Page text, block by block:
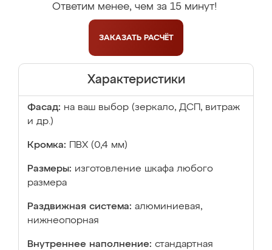
Ответим менее, чем за 15 минут!
ЗАКАЗАТЬ РАСЧЁТ
Характеристики
Фасад: на ваш выбор (зеркало, ДСП, витраж
и др.)
Кромка: ПВХ (0,4 мм)
Размеры: изготовление шкафа любого
размера
Раздвижная система: алюминиевая,
нижнеопорная
Внутреннее наполнение: стандартная